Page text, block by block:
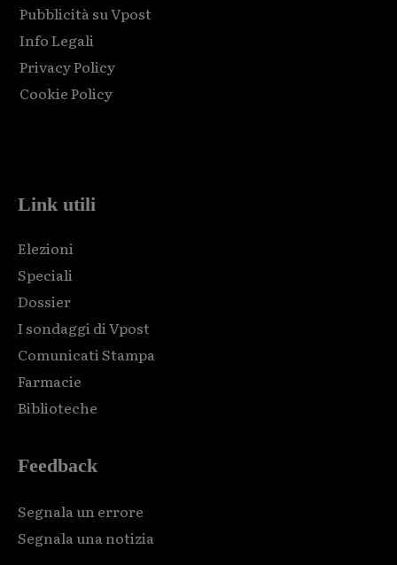
Pubblicità su Vpost
Info Legali
Privacy Policy
Cookie Policy
Link utili
Elezioni
Speciali
Dossier
I sondaggi di Vpost
Comunicati Stampa
Farmacie
Biblioteche
Feedback
Segnala un errore
Segnala una notizia